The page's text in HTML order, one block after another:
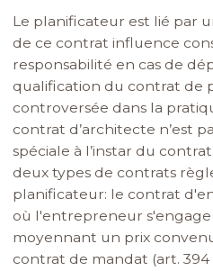
Le planificateur est lié par
de ce contrat influence
responsabilité en cas de
qualification du contrat de
controversée dans la
contrat d’architecte n’est
spéciale à l’instar du
deux types de contrats
planificateur: le contrat
où l'entrepreneur s'engage
moyennant un prix
contrat de mandat (art. 394